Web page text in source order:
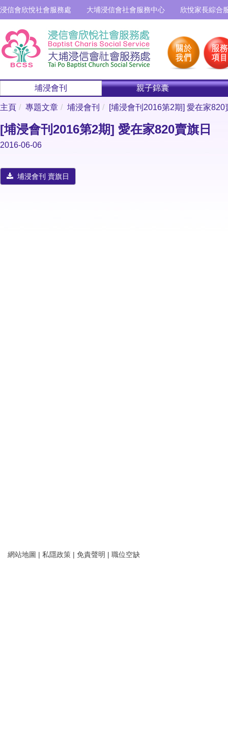
浸信會欣悅社會服務處 大埔浸信會社會服務中心 欣悅家長綜合
埔浸會刊 親子錦囊
主頁 專題文章 埔浸會刊 [埔浸會刊2016第2期] 愛在家820
[埔浸會刊2016第2期] 愛在家820賣旗日
2016-06-06
埔浸會刊 賣旗日
網站地圖 | 私隱政策 | 免責聲明 | 職位空缺